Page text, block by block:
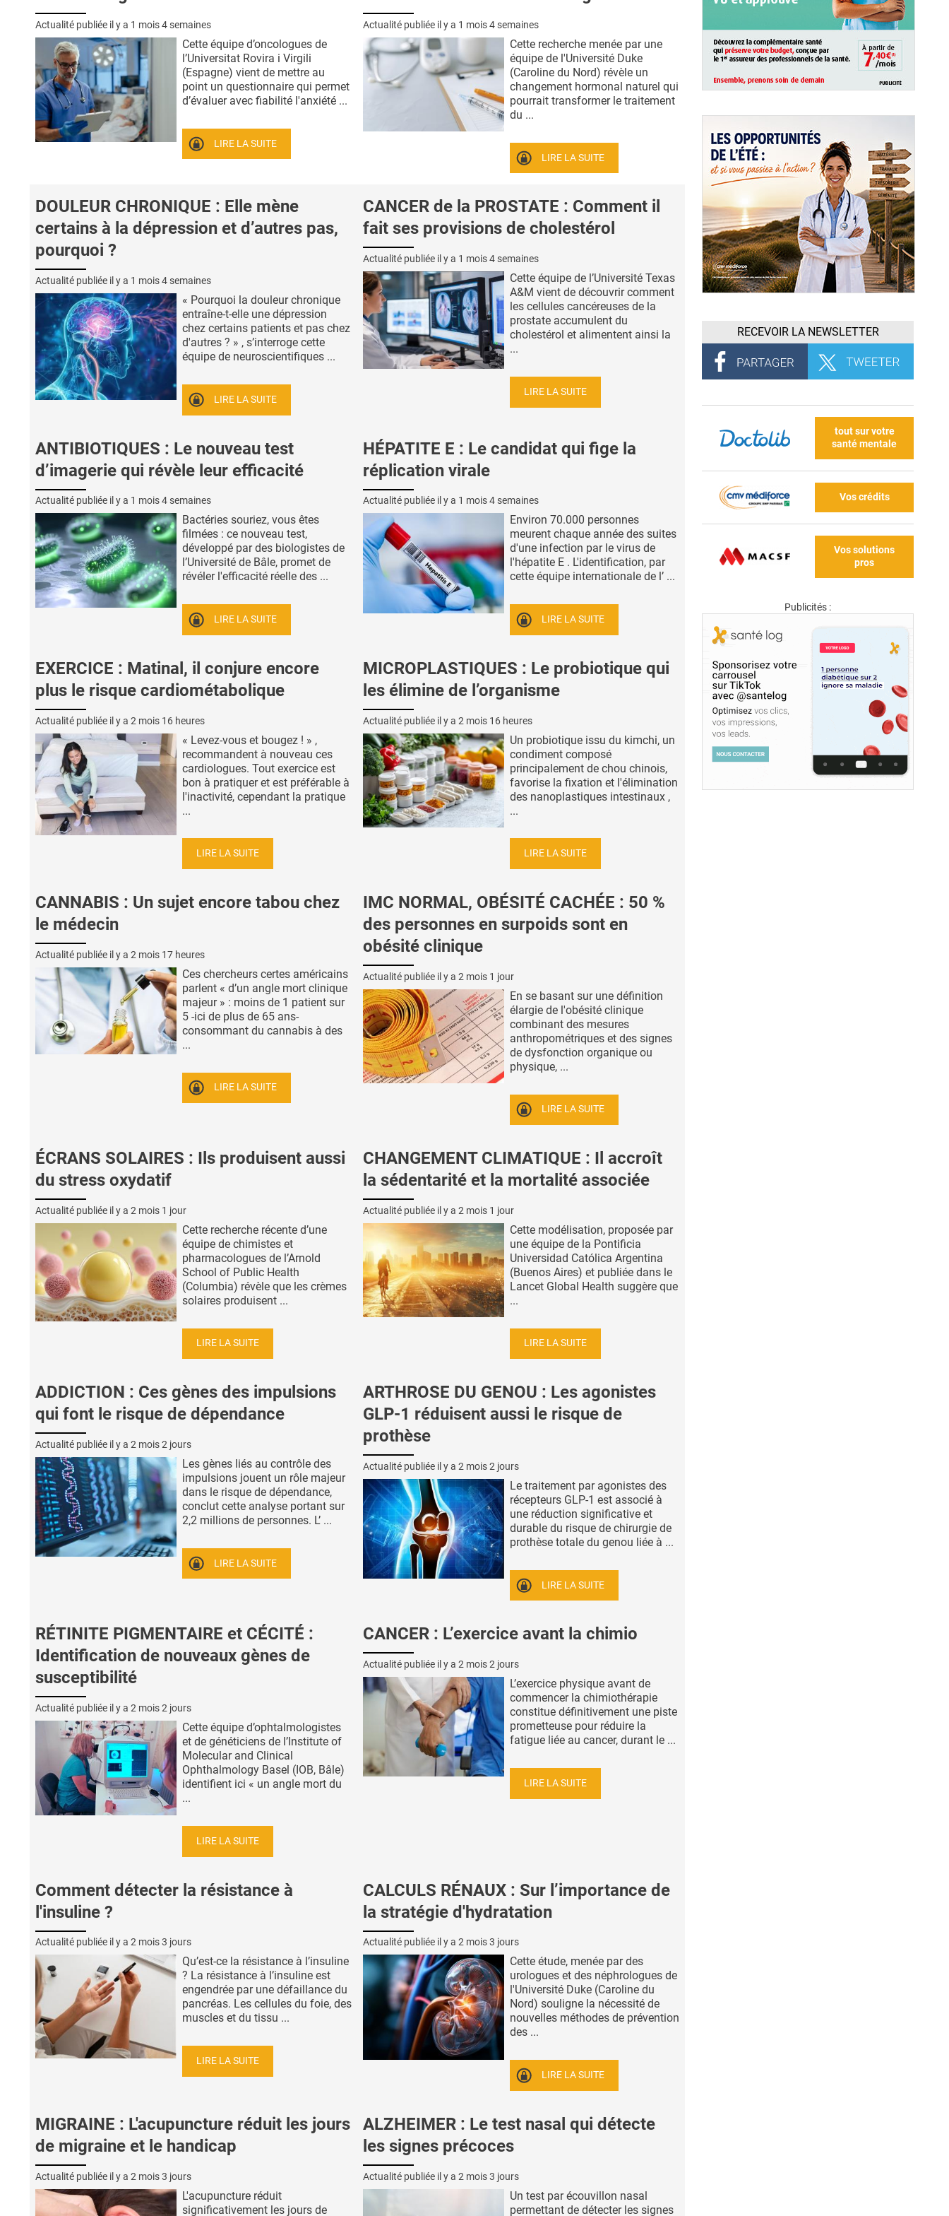
Actualité publiée il y a 1 mois 4 semaines
Cette équipe d’oncologues de
l’Universitat Rovira i Virgili
(Espagne) vient de mettre au
point un questionnaire qui permet
d’évaluer avec fiabilité l'anxiété ...
LIRE LA SUITE
Actualité publiée il y a 1 mois 4 semaines
Cette recherche menée par une
équipe de l'Université Duke
(Caroline du Nord) révèle un
changement hormonal naturel qui
pourrait transformer le traitement
du ...
LIRE LA SUITE
DOULEUR CHRONIQUE : Elle mène
certains à la dépression et d’autres pas,
pourquoi ?
Actualité publiée il y a 1 mois 4 semaines
« Pourquoi la douleur chronique
entraîne-t-elle une dépression
chez certains patients et pas chez
d'autres ? » , s’interroge cette
équipe de neuroscientifiques ...
LIRE LA SUITE
CANCER de la PROSTATE : Comment il
fait ses provisions de cholestérol
Actualité publiée il y a 1 mois 4 semaines
Cette équipe de l’Université Texas
A&M vient de découvrir comment
les cellules cancéreuses de la
prostate accumulent du
cholestérol et alimentent ainsi la
...
LIRE LA SUITE
ANTIBIOTIQUES : Le nouveau test
d’imagerie qui révèle leur efficacité
Actualité publiée il y a 1 mois 4 semaines
Bactéries souriez, vous êtes
filmées : ce nouveau test,
développé par des biologistes de
l’Université de Bâle, promet de
révéler l'efficacité réelle des ...
LIRE LA SUITE
HÉPATITE E : Le candidat qui fige la
réplication virale
Actualité publiée il y a 1 mois 4 semaines
Environ 70.000 personnes
meurent chaque année des suites
d'une infection par le virus de
l'hépatite E . L'identification, par
cette équipe internationale de l’ ...
LIRE LA SUITE
EXERCICE : Matinal, il conjure encore
plus le risque cardiométabolique
Actualité publiée il y a 2 mois 16 heures
« Levez-vous et bougez ! » ,
recommandent à nouveau ces
cardiologues. Tout exercice est
bon à pratiquer et est préférable à
l'inactivité, cependant la pratique
...
LIRE LA SUITE
MICROPLASTIQUES : Le probiotique qui
les élimine de l’organisme
Actualité publiée il y a 2 mois 16 heures
Un probiotique issu du kimchi, un
condiment composé
principalement de chou chinois,
favorise la fixation et l'élimination
des nanoplastiques intestinaux ,
...
LIRE LA SUITE
CANNABIS : Un sujet encore tabou chez
le médecin
Actualité publiée il y a 2 mois 17 heures
Ces chercheurs certes américains
parlent « d’un angle mort clinique
majeur » : moins de 1 patient sur
5 -ici de plus de 65 ans-
consommant du cannabis à des
...
LIRE LA SUITE
IMC NORMAL, OBÉSITÉ CACHÉE : 50 %
des personnes en surpoids sont en
obésité clinique
Actualité publiée il y a 2 mois 1 jour
En se basant sur une définition
élargie de l'obésité clinique
combinant des mesures
anthropométriques et des signes
de dysfonction organique ou
physique, ...
LIRE LA SUITE
ÉCRANS SOLAIRES : Ils produisent aussi
du stress oxydatif
Actualité publiée il y a 2 mois 1 jour
Cette recherche récente d’une
équipe de chimistes et
pharmacologues de l’Arnold
School of Public Health
(Columbia) révèle que les crèmes
solaires produisent ...
LIRE LA SUITE
CHANGEMENT CLIMATIQUE : Il accroît
la sédentarité et la mortalité associée
Actualité publiée il y a 2 mois 1 jour
Cette modélisation, proposée par
une équipe de la Pontificia
Universidad Católica Argentina
(Buenos Aires) et publiée dans le
Lancet Global Health suggère que
...
LIRE LA SUITE
ADDICTION : Ces gènes des impulsions
qui font le risque de dépendance
Actualité publiée il y a 2 mois 2 jours
Les gènes liés au contrôle des
impulsions jouent un rôle majeur
dans le risque de dépendance,
conclut cette analyse portant sur
2,2 millions de personnes. L’ ...
LIRE LA SUITE
ARTHROSE DU GENOU : Les agonistes
GLP-1 réduisent aussi le risque de
prothèse
Actualité publiée il y a 2 mois 2 jours
Le traitement par agonistes des
récepteurs GLP-1 est associé à
une réduction significative et
durable du risque de chirurgie de
prothèse totale du genou liée à ...
LIRE LA SUITE
RÉTINITE PIGMENTAIRE et CÉCITÉ :
Identification de nouveaux gènes de
susceptibilité
Actualité publiée il y a 2 mois 2 jours
Cette équipe d’ophtalmologistes
et de généticiens de l’Institute of
Molecular and Clinical
Ophthalmology Basel (IOB, Bâle)
identifient ici « un angle mort du
...
LIRE LA SUITE
CANCER : L’exercice avant la chimio
Actualité publiée il y a 2 mois 2 jours
L’exercice physique avant de
commencer la chimiothérapie
constitue définitivement une piste
prometteuse pour réduire la
fatigue liée au cancer, durant le ...
LIRE LA SUITE
Comment détecter la résistance à
l'insuline ?
Actualité publiée il y a 2 mois 3 jours
Qu’est-ce la résistance à l’insuline
? La résistance à l’insuline est
engendrée par une défaillance du
pancréas. Les cellules du foie, des
muscles et du tissu ...
LIRE LA SUITE
CALCULS RÉNAUX : Sur l’importance de
la stratégie d'hydratation
Actualité publiée il y a 2 mois 3 jours
Cette étude, menée par des
urologues et des néphrologues de
l'Université Duke (Caroline du
Nord) souligne la nécessité de
nouvelles méthodes de prévention
des ...
LIRE LA SUITE
MIGRAINE : L'acupuncture réduit les jours
de migraine et le handicap
Actualité publiée il y a 2 mois 3 jours
L'acupuncture réduit
significativement les jours de
ALZHEIMER : Le test nasal qui détecte
les signes précoces
Actualité publiée il y a 2 mois 3 jours
Un test par écouvillon nasal
permettant de détecter les signes
RECEVOIR LA NEWSLETTER
tout sur votre
santé mentale
Vos crédits
Vos solutions
pros
Publicités :